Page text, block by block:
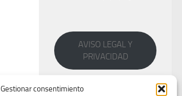
Gestionar consentimiento
AVISO LEGAL Y
PRIVACIDAD